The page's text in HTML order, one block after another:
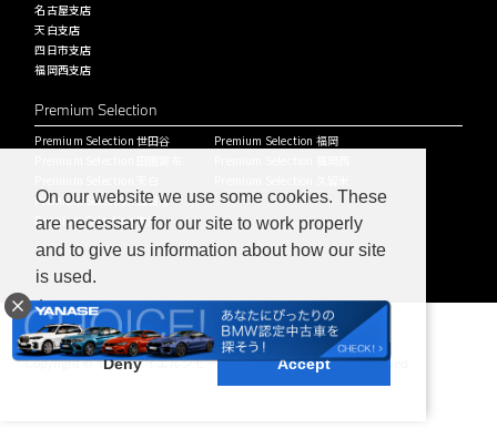
名古屋支店
天白支店
四日市支店
福岡西支店
Premium Selection
Premium Selection 世田谷
Premium Selection 四日市
Premium Selection 中川
Premium Selection 福岡
Copyright © ヤナセバイエルンモーターズ株式会社 All Rights Reserved.
On our website we use some cookies. These
are necessary for our site to work properly
and to give us information about how our site
is used.
Learn more
Deny Accept